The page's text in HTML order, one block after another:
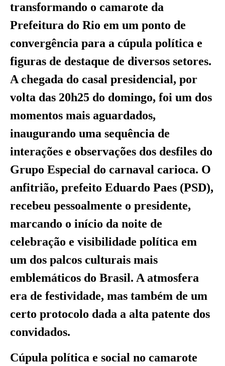
transformando o camarote da
Prefeitura do Rio em um ponto de
convergência para a cúpula política e
figuras de destaque de diversos setores.
A chegada do casal presidencial, por
volta das 20h25 do domingo, foi um dos
momentos mais aguardados,
inaugurando uma sequência de
interações e observações dos desfiles do
Grupo Especial do carnaval carioca. O
anfitrião, prefeito Eduardo Paes (PSD),
recebeu pessoalmente o presidente,
marcando o início da noite de
celebração e visibilidade política em
um dos palcos culturais mais
emblemáticos do Brasil. A atmosfera
era de festividade, mas também de um
certo protocolo dada a alta patente dos
convidados.
Cúpula política e social no camarote